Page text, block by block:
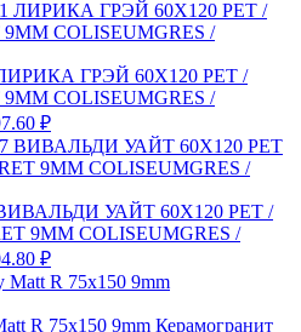
ЛИРИКА ГРЭЙ 60X120 РЕТ /
COLISEUMGRES /
₽
ВИВАЛЬДИ УАЙТ 60X120 РЕТ /
9MM COLISEUMGRES /
₽
R 75x150 9mm Керамогранит